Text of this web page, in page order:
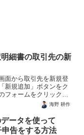
細書の取引先の新
面から取引先を新規登
規追加」ボタンをク
フォームをクリックす
新規追加」をクリック
簿新規登録」フォーム
「新規追加」を押す
録」フォー...
海野 耕作
ータを使って
告をする方法